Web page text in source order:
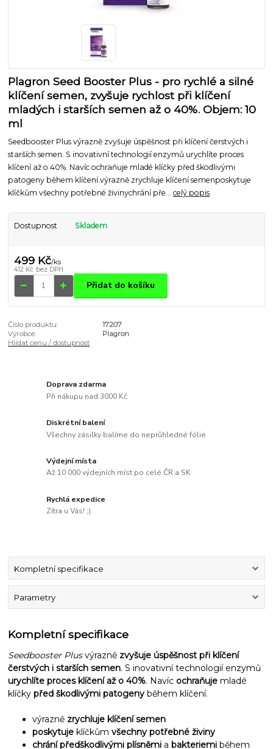
Plagron Seed Booster Plus - pro rychlé a silné
klíčení semen, zvyšuje rychlost při klíčení
mladých i starších semen až o 40%. Objem: 10
ml
Seedbooster Plus výrazně zvyšuje úspěšnost při klíčení čerstvých i
starších semen. S inovativní technologií enzymů urychlíte proces
klíčení až o 40%. Navíc ochraňuje mladé klíčky před škodlivými
patogeny během klíčení.výrazně zrychluje klíčení semenposkytuje
klíčkům všechny potřebné živinychrání pře...celý popis
Dostupnost Skladem
499 Kč/ks
412 Kč bez DPH
Přidat do košíku
Číslo produktu:
17207
Výrobce:
Plagron
Hlídat cenu / dostupnost
Doprava zdarma
Při nákupu nad 3000 Kč
Diskrétní balení
Všechny zásilky balíme do neprůhledné fólie
Výdejní místa
Až 10 000 výdejních míst po celé ČR a SK
Rychlá expedice
Zítra u Vás! ;)
Kompletní specifikace
Parametry
Kompletní specifikace
Seedbooster Plusvýrazně zvyšuje úspěšnost při klíčení
čerstvých i starších semen. S inovativní technologií enzymů
urychlíte proces klíčení až o 40%. Navíc ochraňuje mladé
klíčkypřed škodlivými patogeny během klíčení.
výrazně zrychluje klíčení semen
poskytuje klíčkůmvšechny potřebné živiny
chrání předškodlivými plísněmi a bakteriemi během